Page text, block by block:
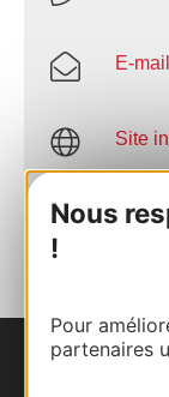
Nous
!
Pour
partenaires
E-mail
Site
AU